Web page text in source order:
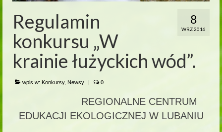
8
WRZ 2016
Regulamin
konkursu „W
krainie łużyckich wód”.
wpis w: Konkursy, Newsy | 0
REGIONALNE CENTRUM
EDUKACJI EKOLOGICZNEJ W LUBANIU